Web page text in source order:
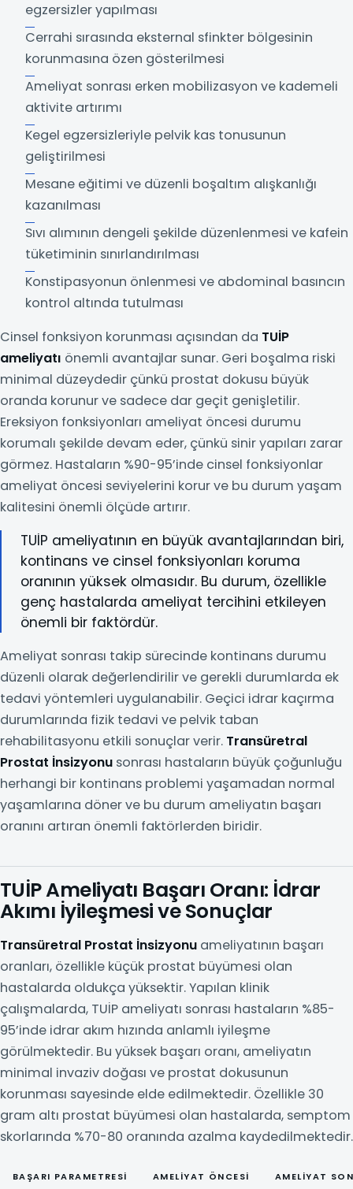
egzersizler yapılması
Cerrahi sırasında eksternal sfinkter bölgesinin
korunmasına özen gösterilmesi
Ameliyat sonrası erken mobilizasyon ve kademeli
aktivite artırımı
Kegel egzersizleriyle pelvik kas tonusunun
geliştirilmesi
Mesane eğitimi ve düzenli boşaltım alışkanlığı
kazanılması
Sıvı alımının dengeli şekilde düzenlenmesi ve kafein
tüketiminin sınırlandırılması
Konstipasyonun önlenmesi ve abdominal basıncın
kontrol altında tutulması
Cinsel fonksiyon korunması açısından da TUİP
ameliyatı önemli avantajlar sunar. Geri boşalma riski
minimal düzeydedir çünkü prostat dokusu büyük
oranda korunur ve sadece dar geçit genişletilir.
Ereksiyon fonksiyonları ameliyat öncesi durumu
korumalı şekilde devam eder, çünkü sinir yapıları zarar
görmez. Hastaların %90-95’inde cinsel fonksiyonlar
ameliyat öncesi seviyelerini korur ve bu durum yaşam
kalitesini önemli ölçüde artırır.
TUİP ameliyatının en büyük avantajlarından biri,
kontinans ve cinsel fonksiyonları koruma
oranının yüksek olmasıdır. Bu durum, özellikle
genç hastalarda ameliyat tercihini etkileyen
önemli bir faktördür.
Ameliyat sonrası takip sürecinde kontinans durumu
düzenli olarak değerlendirilir ve gerekli durumlarda ek
tedavi yöntemleri uygulanabilir. Geçici idrar kaçırma
durumlarında fizik tedavi ve pelvik taban
rehabilitasyonu etkili sonuçlar verir. Transüretral
Prostat İnsizyonu sonrası hastaların büyük çoğunluğu
herhangi bir kontinans problemi yaşamadan normal
yaşamlarına döner ve bu durum ameliyatın başarı
oranını artıran önemli faktörlerden biridir.
TUİP Ameliyatı Başarı Oranı: İdrar
Akımı İyileşmesi ve Sonuçlar
Transüretral Prostat İnsizyonu ameliyatının başarı
oranları, özellikle küçük prostat büyümesi olan
hastalarda oldukça yüksektir. Yapılan klinik
çalışmalarda, TUİP ameliyatı sonrası hastaların %85-
95’inde idrar akım hızında anlamlı iyileşme
görülmektedir. Bu yüksek başarı oranı, ameliyatın
minimal invaziv doğası ve prostat dokusunun
korunması sayesinde elde edilmektedir. Özellikle 30
gram altı prostat büyümesi olan hastalarda, semptom
skorlarında %70-80 oranında azalma kaydedilmektedir.
BAŞARI PARAMETRESI AMELIYAT ÖNCESI AMELIYAT